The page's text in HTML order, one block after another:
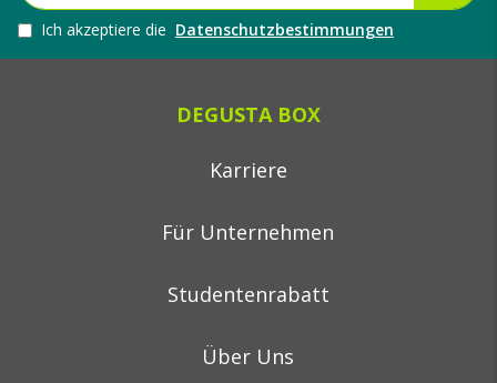
Ich akzeptiere die Datenschutzbestimmungen
DEGUSTA BOX
Karriere
Für Unternehmen
Studentenrabatt
Über Uns